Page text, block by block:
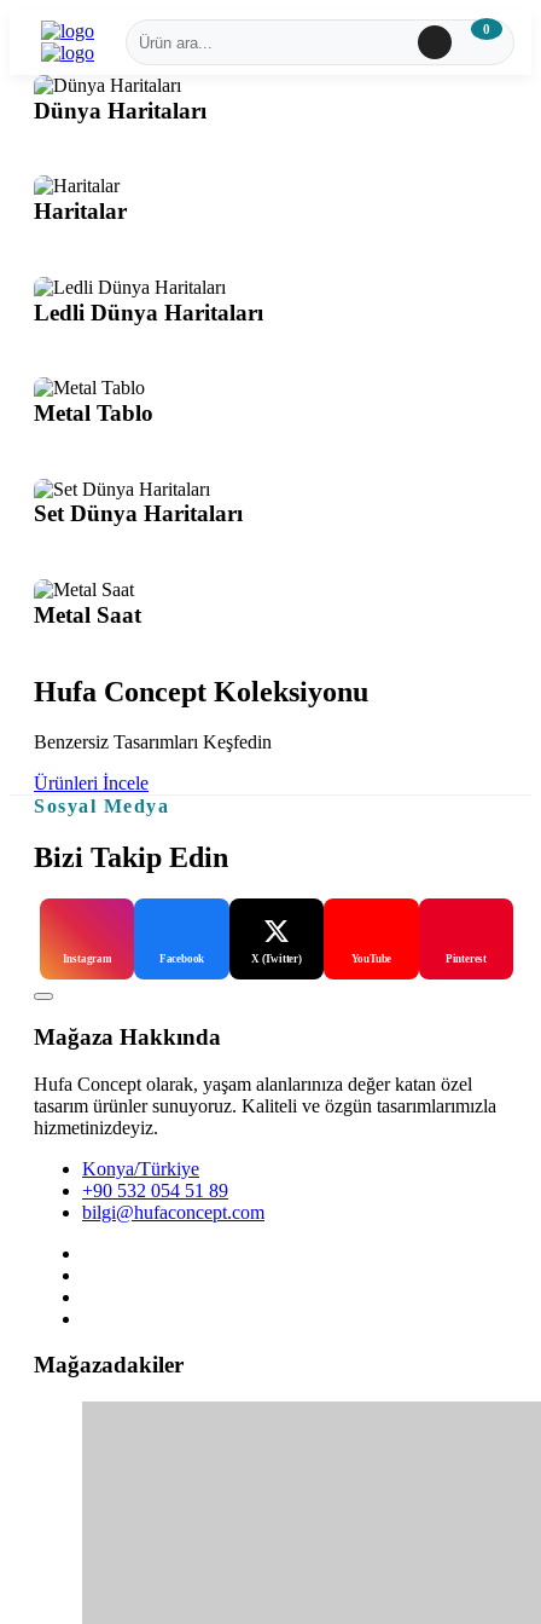
0
Dünya Haritaları
Haritalar
Ledli Dünya Haritaları
Metal Tablo
Set Dünya Haritaları
Metal Saat
Hufa Concept Koleksiyonu
Benzersiz Tasarımları Keşfedin
Ürünleri İncele
Sosyal Medya
Bizi Takip Edin
Instagram Facebook X (Twitter) YouTube Pinterest
Mağaza Hakkında
Hufa Concept olarak, yaşam alanlarınıza değer katan özel
tasarım ürünler sunuyoruz. Kaliteli ve özgün tasarımlarımızla
hizmetinizdeyiz.
Konya/Türkiye
+90 532 054 51 89
bilgi@hufaconcept.com
Mağazadakiler